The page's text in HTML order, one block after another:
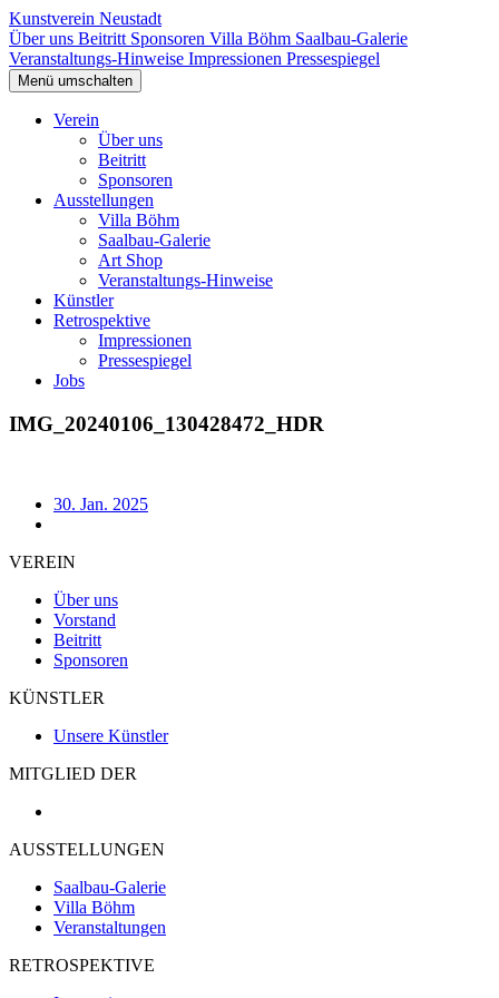
Kunstverein Neustadt
Über uns Beitritt Sponsoren Villa Böhm Saalbau-Galerie
Veranstaltungs-Hinweise Impressionen Pressespiegel
Menü umschalten
Verein
Über uns
Beitritt
Sponsoren
Ausstellungen
Villa Böhm
Saalbau-Galerie
Art Shop
Veranstaltungs-Hinweise
Künstler
Retrospektive
Impressionen
Pressespiegel
Jobs
IMG_20240106_130428472_HDR
30. Jan. 2025
VEREIN
Über uns
Vorstand
Beitritt
Sponsoren
KÜNSTLER
Unsere Künstler
MITGLIED DER
AUSSTELLUNGEN
Saalbau-Galerie
Villa Böhm
Veranstaltungen
RETROSPEKTIVE